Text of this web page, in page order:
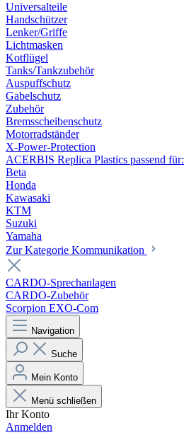
Universalteile
Handschützer
Lenker/Griffe
Lichtmasken
Kotflügel
Tanks/Tankzubehör
Auspuffschutz
Gabelschutz
Zubehör
Bremsscheibenschutz
Motorradständer
X-Power-Protection
ACERBIS Replica Plastics passend für:
Beta
Honda
Kawasaki
KTM
Suzuki
Yamaha
Zur Kategorie Kommunikation
CARDO-Sprechanlagen
CARDO-Zubehör
Scorpion EXO-Com
Navigation
Suche
Mein Konto
Menü schließen
Ihr Konto
Anmelden